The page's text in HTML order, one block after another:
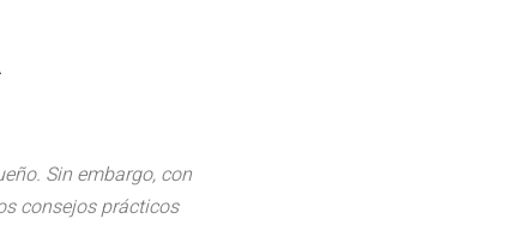
Sin embargo, con
consejos prácticos